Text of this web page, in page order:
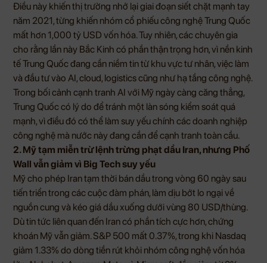
Điều này khiến thị trường nhớ lại giai đoạn siết chặt mạnh tay
năm 2021, từng khiến nhóm cổ phiếu công nghệ Trung Quốc
mất hơn 1,000 tỷ USD vốn hóa. Tuy nhiên, các chuyên gia
cho rằng lần này Bắc Kinh có phần thận trọng hơn, vì nền kinh
tế Trung Quốc đang cần niềm tin từ khu vực tư nhân, việc làm
và đầu tư vào AI, cloud, logistics cũng như hạ tầng công nghệ.
Trong bối cảnh cạnh tranh AI với Mỹ ngày càng căng thẳng,
Trung Quốc có lý do để tránh một làn sóng kiểm soát quá
mạnh, vì điều đó có thể làm suy yếu chính các doanh nghiệp
công nghệ mà nước này đang cần để cạnh tranh toàn cầu.
2. Mỹ tạm miễn trừ lệnh trừng phạt dầu Iran, nhưng Phố
Wall vẫn giảm vì Big Tech suy yếu
Mỹ cho phép Iran tạm thời bán dầu trong vòng 60 ngày sau
tiến triển trong các cuộc đàm phán, làm dịu bớt lo ngại về
nguồn cung và kéo giá dầu xuống dưới vùng 80 USD/thùng.
Dù tin tức liên quan đến Iran có phần tích cực hơn, chứng
khoán Mỹ vẫn giảm. S&P 500 mất 0.37%, trong khi Nasdaq
giảm 1.33% do dòng tiền rút khỏi nhóm công nghệ vốn hóa